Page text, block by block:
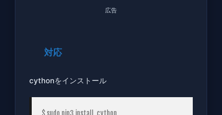
広告
対応
cythonをインストール